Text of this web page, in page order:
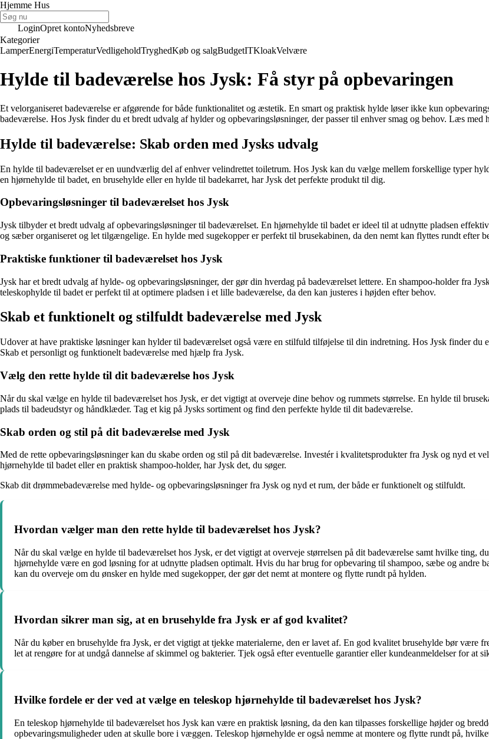
Hjemme Hus
LoginOpret kontoNyhedsbreve
Kategorier
LamperEnergiTemperaturVedligeholdTryghedKøb og salgBudgetITKloakVelvære
Hylde til badeværelse hos Jysk: Få styr på opbevaringen
Et velorganiseret badeværelse er afgørende for både funktionalitet og æstetik. En smart og praktisk hylde løser ikke kun
badeværelse. Hos Jysk finder du et bredt udvalg af hylder og opbevaringsløsninger, der passer til enhver smag og behov. Læs
Hylde til badeværelse: Skab orden med Jysks udvalg
En hylde til badeværelset er en uundværlig del af enhver velindrettet toiletrum. Hos Jysk kan du vælge mellem forskellige typer
en hjørnehylde til badet, en brusehylde eller en hylde til badekarret, har Jysk det perfekte produkt til dig.
Opbevaringsløsninger til badeværelset hos Jysk
Jysk tilbyder et bredt udvalg af opbevaringsløsninger til badeværelset. En hjørnehylde til badet er ideel til at udnytte pladsen
og sæber organiseret og let tilgængelige. En hylde med sugekopper er perfekt til brusekabinen, da den nemt kan flyttes rundt efter
Praktiske funktioner til badeværelset hos Jysk
Jysk har et bredt udvalg af hylde- og opbevaringsløsninger, der gør din hverdag på badeværelset lettere. En shampoo-holder fra
teleskophylde til badet er perfekt til at optimere pladsen i et lille badeværelse, da den kan justeres i højden efter behov.
Skab et funktionelt og stilfuldt badeværelse med Jysk
Udover at have praktiske løsninger kan hylder til badeværelset også være en stilfuld tilføjelse til din indretning. Hos Jysk finder du
Skab et personligt og funktionelt badeværelse med hjælp fra Jysk.
Vælg den rette hylde til dit badeværelse hos Jysk
Når du skal vælge en hylde til badeværelset hos Jysk, er det vigtigt at overveje dine behov og rummets størrelse. En hylde til
plads til badeudstyr og håndklæder. Tag et kig på Jysks sortiment og find den perfekte hylde til dit badeværelse.
Skab orden og stil på dit badeværelse med Jysk
Med de rette opbevaringsløsninger kan du skabe orden og stil på dit badeværelse. Investér i kvalitetsprodukter fra Jysk og nyd et
hjørnehylde til badet eller en praktisk shampoo-holder, har Jysk det, du søger.
Skab dit drømmebadeværelse med hylde- og opbevaringsløsninger fra Jysk og nyd et rum, der både er funktionelt og stilfuldt.
Hvordan vælger man den rette hylde til badeværelset hos Jysk?
Når du skal vælge en hylde til badeværelset hos Jysk, er det vigtigt at overveje størrelsen på dit badeværelse samt hvilke ting,
hjørnehylde være en god løsning for at udnytte pladsen optimalt. Hvis du har brug for opbevaring til shampoo, sæbe og andre
kan du overveje om du ønsker en hylde med sugekopper, der gør det nemt at montere og flytte rundt på hylden.
Hvordan sikrer man sig, at en brusehylde fra Jysk er af god kvalitet?
Når du køber en brusehylde fra Jysk, er det vigtigt at tjekke materialerne, den er lavet af. En god kvalitet brusehylde bør være
let at rengøre for at undgå dannelse af skimmel og bakterier. Tjek også efter eventuelle garantier eller kundeanmeldelser for at
Hvilke fordele er der ved at vælge en teleskop hjørnehylde til badeværelset hos Jysk?
En teleskop hjørnehylde til badeværelset hos Jysk kan være en praktisk løsning, da den kan tilpasses forskellige højder og
opbevaringsmuligheder uden at skulle bore i væggen. Teleskop hjørnehylde er også nemme at montere og flytte rundt på,